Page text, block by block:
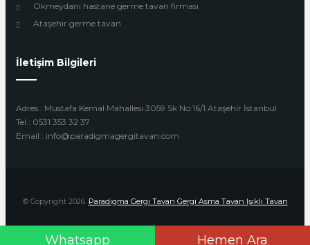
Whatsapp Hemen Ara
Okmeydanı hastane germe tavan firması
Ataşehir germe tavan
İletişim Bilgileri
Adres : Mustafa Kemal Mahallesi 3059 Sk No:16/1 Ataşehir İstanbul
Tel : 0531 353 32 37
Email : info@paradigmagergitavan.com
© Copyright 2026. Paradigma Gergi Tavan Gergi Asma Tavan Işıklı Tavan
Design by Beyoglu Webtasarım